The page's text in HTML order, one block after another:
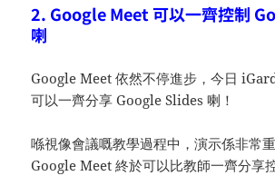
2. Google Meet 可以一齊控制
喇
Google Meet 依然不停進步，今日
可以一齊分享 Google Slides 喇！
喺視像會議嘅教學過程中，演示係非常
Google Meet 終於可以比教師一齊分享